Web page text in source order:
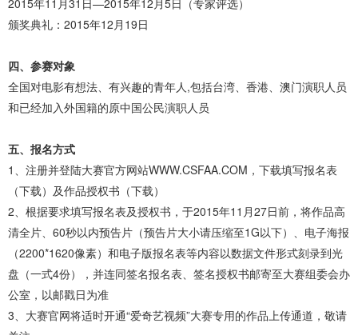
颁奖典礼：2015年12月19日
四、参赛对象
全国对电影有想法、有兴趣的青年人,包括台湾、香港、澳门演职人员
和已经加入外国籍的原中国公民演职人员
五、报名方式
1、注册并登陆大赛官方网站WWW.CSFAA.COM，下载填写报名表
（下载）及作品授权书（下载）
2、根据要求填写报名表及授权书，于2015年11月27日前，将作品高
清全片、60秒以内预告片（预告片大小请压缩至1G以下）、电子海报
（2200*1620像素）和电子版报名表等内容以数据文件形式刻录到光
盘（一式4份），并连同签名报名表、签名授权书邮寄至大赛组委会办
公室，以邮戳日为准
3、大赛官网将适时开通“爱奇艺视频”大赛专用的作品上传通道，敬请